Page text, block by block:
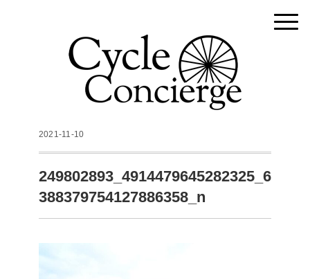
2021-11-10
249802893_4914479645282325_6
388379754127886358_n